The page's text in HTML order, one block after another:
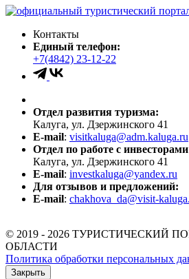
Контакты
Единый телефон:
+7(4842) 23-12-22
Отдел развития туризма:
Калуга, ул. Дзержинского 41
E-mail: visitkaluga@adm.kaluga.ru
Отдел по работе с
Калуга, ул. Дзержинского 41
E-mail: investkaluga@yandex.ru
Для отзывов и предложений:
E-mail: chakhova_da@visit-
© 2019 - 2026 ТУРИСТИЧЕСКИЙ
ОБЛАСТИ
Политика обработки персональных
Закрыть